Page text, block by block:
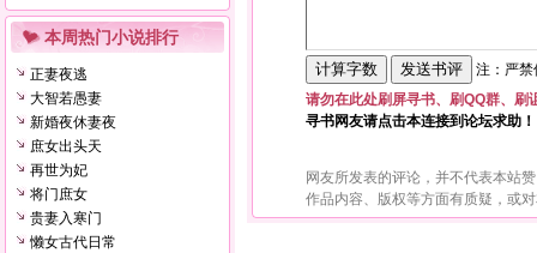
本周热门小说排行
正妻夜逃
大智若愚妻
新婚夜休妻夜
庶女出头天
再世为妃
将门庶女
贵妻入寒门
懒女古代日常
注：严
请勿在此处刷屏寻书、刷QQ群、刷
寻书网友请点击本连接到论坛求助！
网友所发表的评论，并不代表本站
作品内容、版权等方面有质疑，或